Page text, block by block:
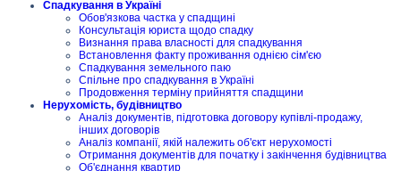
Спадкування в Україні
Обов'язкова частка у спадщині
Консультація юриста щодо спадку
Визнання права власності для спадкування
Встановлення факту проживання однією сім'єю
Спадкування земельного паю
Спільне про спадкування в Україні
Продовження терміну прийняття спадщини
Нерухомість, будівництво
Аналіз документів, підготовка договору купівлі-продажу,
інших договорів
Аналіз компанії, якій належить об'єкт нерухомості
Отримання документів для початку і закінчення будівництва
Об'єднання квартир